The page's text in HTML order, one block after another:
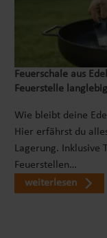
Feuerschale aus
Feuerstelle
Wie bleibt deine
Hier erfährst du
Lagerung. Inklusive
Feuerstellen…
weiterlesen